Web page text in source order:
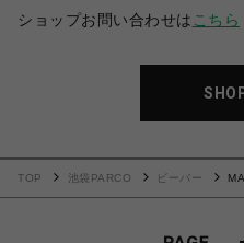
ショップお問い合わせは こちら
TOP 池袋PARCO ビーバー